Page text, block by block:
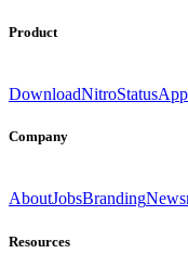
Product
DownloadNitroStatus
Company
AboutJobsBranding
Resources